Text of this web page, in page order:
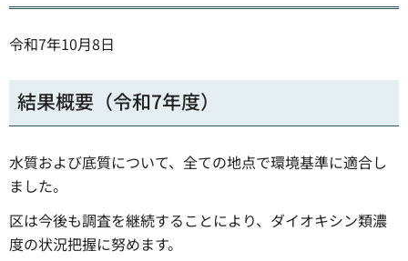
令和7年10月8日
結果概要（令和7年度）
水質および底質について、全ての地点で環境基準に適合し
ました。
区は今後も調査を継続することにより、ダイオキシン類濃
度の状況把握に努めます。